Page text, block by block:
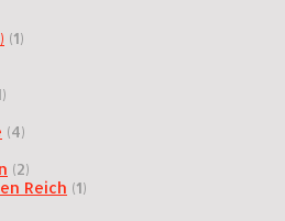
(1)
(4)
(2)
Reich (1)